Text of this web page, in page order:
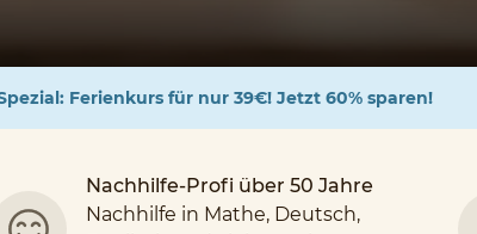
Ferienkurs für nur 39€! Jetzt 60% sparen!
Nachhilfe-Profi über 50 Jahre
Nachhilfe in Mathe, Deutsch,